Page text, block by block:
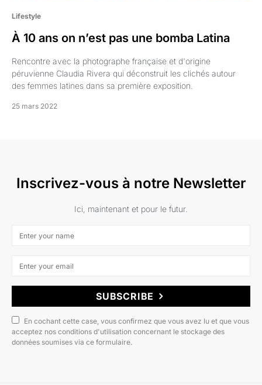
Lifestyle
À 10 ans on n’est pas une bomba Latina
Rencontre avec la photographe française et d'origine
péruvienne Claudia Rivera qui déconstruit les clichés autour
des femmes latines dans sa première exposition.
25 mars 2022
Inscrivez-vous à notre Newsletter
Ici, maintenant et pour le futur.
SUBSCRIBE
En cochant cette case, vous confirmez que vous avez lu et que vous
acceptez nos conditions d'utilisation concernant le stockage des
données soumises via ce formulaire.